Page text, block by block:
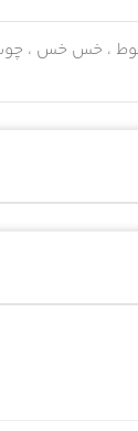
بلوط ، خس خس ،